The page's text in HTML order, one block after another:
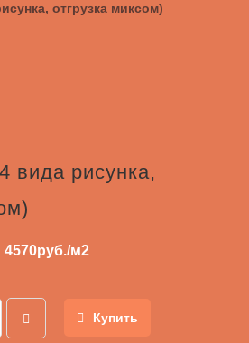
отгрузка миксом)
вида рисунка,
4570руб./м2
Купить